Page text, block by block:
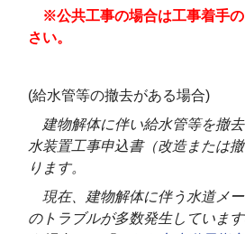
※公共工事の場合は工事着手の
さい。
(給水管等の撤去がある場合)
建物解体に伴い給水管等を撤
水装置工事申込書（改造または
ります。
現在、建物解体に伴う水道メ
のトラブルが多数発生していま